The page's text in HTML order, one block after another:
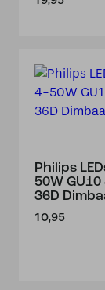
Philips
50W GU10
36D
10,95